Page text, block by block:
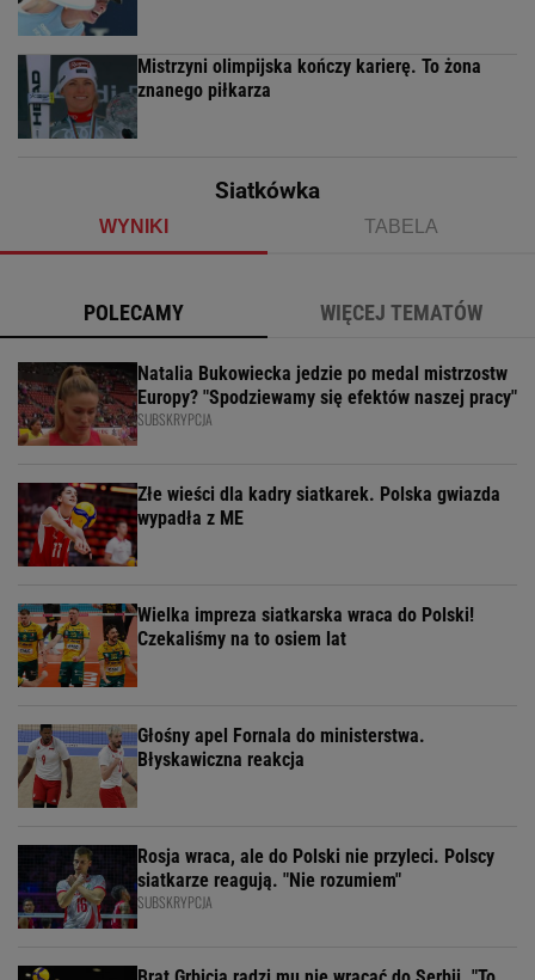
Mistrzyni olimpijska kończy karierę. To żona
znanego piłkarza
Siatkówka
WYNIKI TABELA
POLECAMY WIĘCEJ TEMATÓW
Natalia Bukowiecka jedzie po medal mistrzostw
Europy? "Spodziewamy się efektów naszej pracy"
SUBSKRYPCJA
Złe wieści dla kadry siatkarek. Polska gwiazda
wypadła z ME
Wielka impreza siatkarska wraca do Polski!
Czekaliśmy na to osiem lat
Głośny apel Fornala do ministerstwa.
Błyskawiczna reakcja
Rosja wraca, ale do Polski nie przyleci. Polscy
siatkarze reagują. "Nie rozumiem"
SUBSKRYPCJA